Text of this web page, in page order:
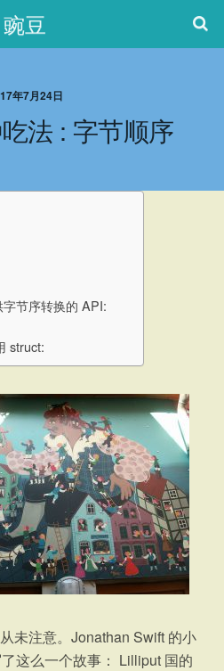
豌豆
年7月24日
法 : 字节顺序
节序转换的 API:
struct:
未注意。Jonathan Swift 的小
这么一个故事： Lilliput 国的